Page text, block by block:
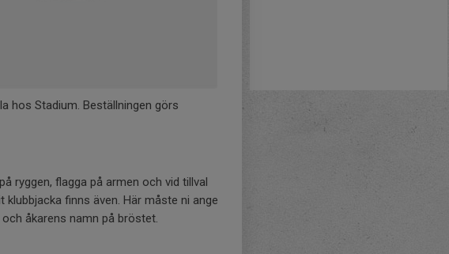
hos Stadium. Beställningen görs
ryggen, flagga på armen och vid tillval
klubbjacka finns även. Här måste ni ange
åkarens namn på bröstet.